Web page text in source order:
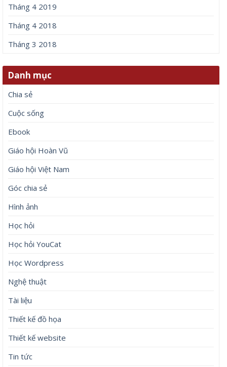
Tháng 4 2019
Tháng 4 2018
Tháng 3 2018
Danh mục
Chia sẻ
Cuộc sống
Ebook
Giáo hội Hoàn Vũ
Giáo hội Việt Nam
Góc chia sẻ
Hình ảnh
Học hỏi
Học hỏi YouCat
Học Wordpress
Nghệ thuật
Tài liệu
Thiết kế đồ họa
Thiết kế website
Tin tức